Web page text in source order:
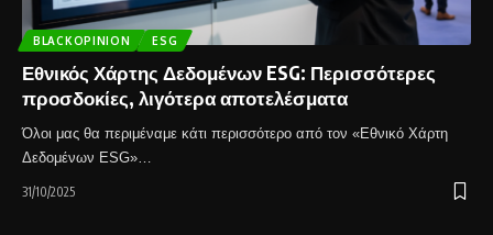
BLACKOPINION ESG
Εθνικός Χάρτης Δεδομένων ESG: Περισσότερες
προσδοκίες, λιγότερα αποτελέσματα
Όλοι μας θα περιμέναμε κάτι περισσότερο από τον «Εθνικό Χάρτη
Δεδομένων ESG»…
31/10/2025